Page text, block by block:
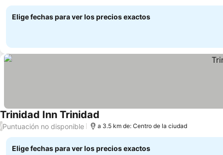
Elige fechas para ver los precios exactos
Trinidad Inn Trinidad
/Puntuación no disponible a 3.5 km de: Centro de la ciudad
Elige fechas para ver los precios exactos